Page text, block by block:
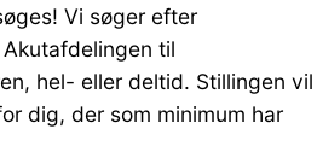
Vi søger efter
til
hel- eller deltid. Stillingen vil
dig, der som minimum har